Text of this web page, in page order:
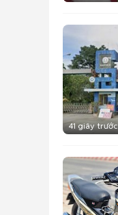
41 giây trước